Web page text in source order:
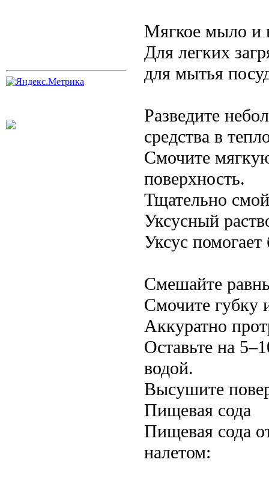
Мягкое мыло и
Для легких
для мытья
Разведите
средства в
Смочите
поверхность.
Тщательно
Уксусный
Уксус
Смешайте
Смочите губку
Аккуратно
Оставьте на
водой.
Высушите
Пищевая сода
Пищевая сода
налетом: